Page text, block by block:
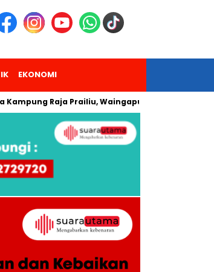
EKONOMI
Raja Prailiu, Waingapu!